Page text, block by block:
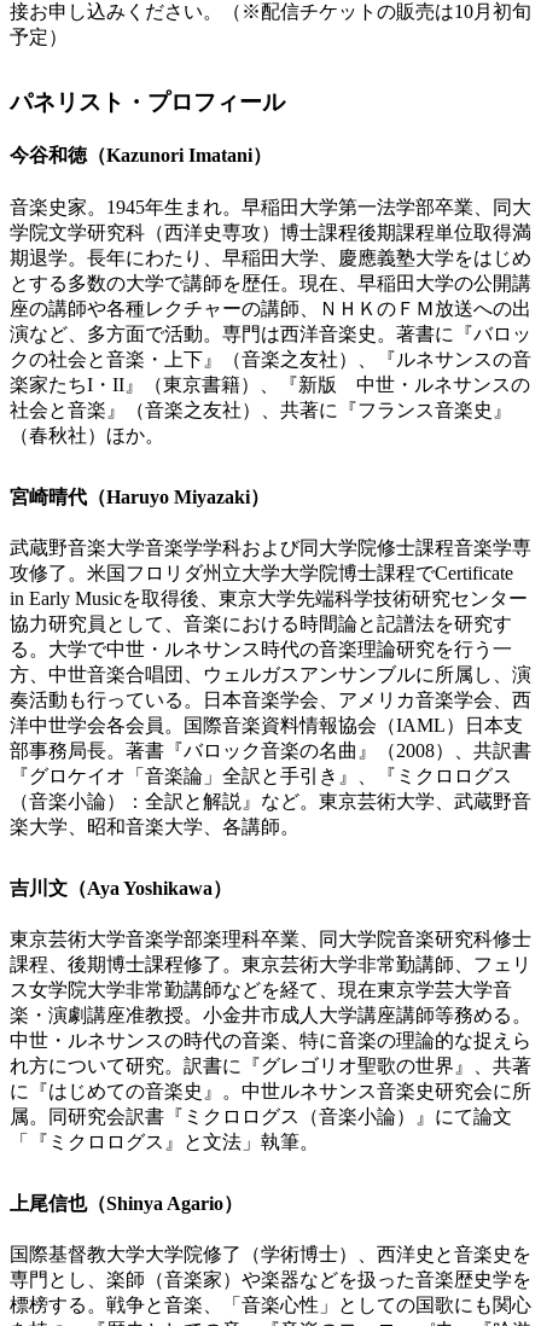
接お申し込みください。（※配信チケットの販売は10月初旬
予定）
パネリスト・プロフィール
今谷和徳（Kazunori Imatani）
音楽史家。1945年生まれ。早稲田大学第一法学部卒業、同大
学院文学研究科（西洋史専攻）博士課程後期課程単位取得満
期退学。長年にわたり、早稲田大学、慶應義塾大学をはじめ
とする多数の大学で講師を歴任。現在、早稲田大学の公開講
座の講師や各種レクチャーの講師、ＮＨＫのＦＭ放送への出
演など、多方面で活動。専門は西洋音楽史。著書に『バロッ
クの社会と音楽・上下』（音楽之友社）、『ルネサンスの音
楽家たちI・II』（東京書籍）、『新版 中世・ルネサンスの
社会と音楽』（音楽之友社）、共著に『フランス音楽史』
（春秋社）ほか。
宮崎晴代（Haruyo Miyazaki）
武蔵野音楽大学音楽学学科および同大学院修士課程音楽学専
攻修了。米国フロリダ州立大学大学院博士課程でCertificate
in Early Musicを取得後、東京大学先端科学技術研究センター
協力研究員として、音楽における時間論と記譜法を研究す
る。大学で中世・ルネサンス時代の音楽理論研究を行う一
方、中世音楽合唱団、ウェルガスアンサンブルに所属し、演
奏活動も行っている。日本音楽学会、アメリカ音楽学会、西
洋中世学会各会員。国際音楽資料情報協会（IAML）日本支
部事務局長。著書『バロック音楽の名曲』（2008）、共訳書
『グロケイオ「音楽論」全訳と手引き』、『ミクロログス
（音楽小論）：全訳と解説』など。東京芸術大学、武蔵野音
楽大学、昭和音楽大学、各講師。
吉川文（Aya Yoshikawa）
東京芸術大学音楽学部楽理科卒業、同大学院音楽研究科修士
課程、後期博士課程修了。東京芸術大学非常勤講師、フェリ
ス女学院大学非常勤講師などを経て、現在東京学芸大学音
楽・演劇講座准教授。小金井市成人大学講座講師等務める。
中世・ルネサンスの時代の音楽、特に音楽の理論的な捉えら
れ方について研究。訳書に『グレゴリオ聖歌の世界』、共著
に『はじめての音楽史』。中世ルネサンス音楽史研究会に所
属。同研究会訳書『ミクロログス（音楽小論）』にて論文
「『ミクロログス』と文法」執筆。
上尾信也（Shinya Agario）
国際基督教大学大学院修了（学術博士）、西洋史と音楽史を
専門とし、楽師（音楽家）や楽器などを扱った音楽歴史学を
標榜する。戦争と音楽、「音楽心性」としての国歌にも関心